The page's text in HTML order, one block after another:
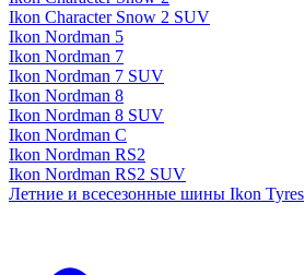
Ikon Character Snow 2 SUV
Ikon Nordman 5
Ikon Nordman 7
Ikon Nordman 7 SUV
Ikon Nordman 8
Ikon Nordman 8 SUV
Ikon Nordman C
Ikon Nordman RS2
Ikon Nordman RS2 SUV
Летние и всесезонные шины Ikon Tyres